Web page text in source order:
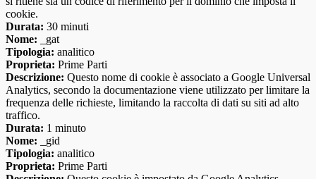
cookie.
Durata: 30 minuti
Nome: _gat
Tipologia: analitico
Proprieta: Prime Parti
Descrizione: Questo nome di cookie è associato a Google Universal
Analytics, secondo la documentazione viene utilizzato per limitare la
frequenza delle richieste, limitando la raccolta di dati su siti ad alto
traffico.
Durata: 1 minuto
Nome: _gid
Tipologia: analitico
Proprieta: Prime Parti